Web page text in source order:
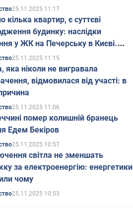
25.11.2025 11:17
кілька квартир, є суттєві
будинку: наслідки
у ЖК на Печерську в Києві.
25.11.2025 11:15
яка ніколи не вигравала
відмовилася від участі: в
25.11.2025 11:06
помер колишній бранець
Едем Бекіров
25.11.2025 10:57
світла не зменшать
за електроенергію: енергетики
чому
25.11.2025 10:53